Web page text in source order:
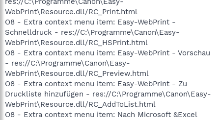
WebPrint\Resource.dll/RC_Print.html
O8 - Extra context menu item: Easy-WebPrint -
Schnelldruck - res://C:\Programme\Canon\Easy-
WebPrint\Resource.dll/RC_HSPrint.html
O8 - Extra context menu item: Easy-WebPrint - Vorschau
- res://C:\Programme\Canon\Easy-
WebPrint\Resource.dll/RC_Preview.html
O8 - Extra context menu item: Easy-WebPrint - Zu
Druckliste hinzufügen - res://C:\Programme\Canon\Easy-
WebPrint\Resource.dll/RC_AddToList.html
O8 - Extra context menu item: Nach Microsoft &Excel